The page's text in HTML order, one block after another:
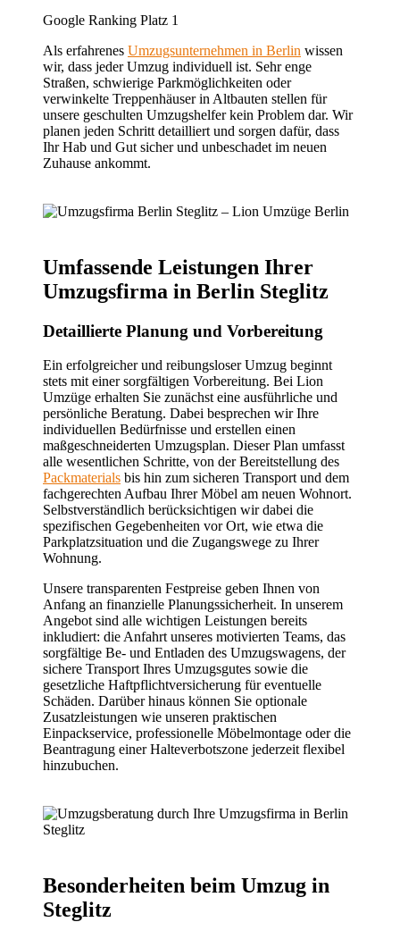
Google Ranking Platz 1
Als erfahrenes Umzugsunternehmen in Berlin wissen
wir, dass jeder Umzug individuell ist. Sehr enge
Straßen, schwierige Parkmöglichkeiten oder
verwinkelte Treppenhäuser in Altbauten stellen für
unsere geschulten Umzugshelfer kein Problem dar. Wir
planen jeden Schritt detailliert und sorgen dafür, dass
Ihr Hab und Gut sicher und unbeschadet im neuen
Zuhause ankommt.
Umfassende Leistungen Ihrer
Umzugsfirma in Berlin Steglitz
Detaillierte Planung und Vorbereitung
Ein erfolgreicher und reibungsloser Umzug beginnt
stets mit einer sorgfältigen Vorbereitung. Bei Lion
Umzüge erhalten Sie zunächst eine ausführliche und
persönliche Beratung. Dabei besprechen wir Ihre
individuellen Bedürfnisse und erstellen einen
maßgeschneiderten Umzugsplan. Dieser Plan umfasst
alle wesentlichen Schritte, von der Bereitstellung des
Packmaterials bis hin zum sicheren Transport und dem
fachgerechten Aufbau Ihrer Möbel am neuen Wohnort.
Selbstverständlich berücksichtigen wir dabei die
spezifischen Gegebenheiten vor Ort, wie etwa die
Parkplatzsituation und die Zugangswege zu Ihrer
Wohnung.
Unsere transparenten Festpreise geben Ihnen von
Anfang an finanzielle Planungssicherheit. In unserem
Angebot sind alle wichtigen Leistungen bereits
inkludiert: die Anfahrt unseres motivierten Teams, das
sorgfältige Be- und Entladen des Umzugswagens, der
sichere Transport Ihres Umzugsgutes sowie die
gesetzliche Haftpflichtversicherung für eventuelle
Schäden. Darüber hinaus können Sie optionale
Zusatzleistungen wie unseren praktischen
Einpackservice, professionelle Möbelmontage oder die
Beantragung einer Halteverbotszone jederzeit flexibel
hinzubuchen.
Besonderheiten beim Umzug in
Steglitz